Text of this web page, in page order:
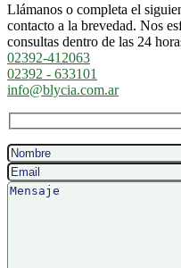
Llámanos o completa el
contacto a la brevedad. Nos
consultas dentro de las 24
02392-412063
02392 - 633101
info@blycia.com.ar